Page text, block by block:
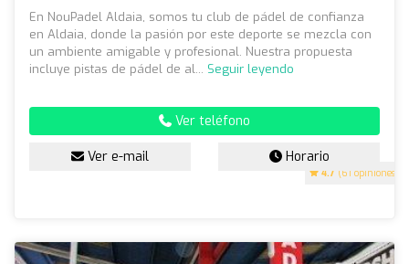
4.7 (61 opiniones)
En NouPadel Aldaia, somos tu club de pádel de confianza
en Aldaia, donde la pasión por este deporte se mezcla con
un ambiente amigable y profesional. Nuestra propuesta
incluye pistas de pádel de al... Seguir leyendo
Ver teléfono
Ver e-mail Horario